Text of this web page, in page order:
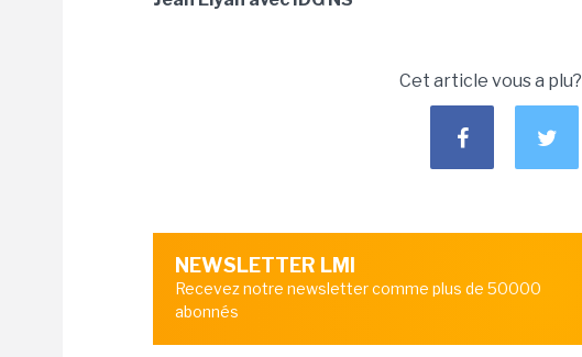
Cet article vous a plu?
NEWSLETTER LMI
Recevez notre newsletter comme plus de 50000
abonnés